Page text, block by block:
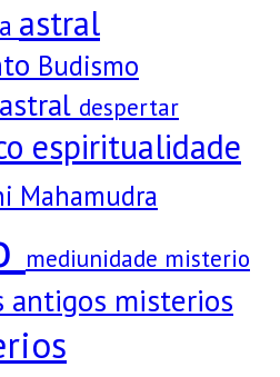
astral
Budismo
despertar
espiritualidade
Mahamudra
mediunidade misterio
antigos misterios